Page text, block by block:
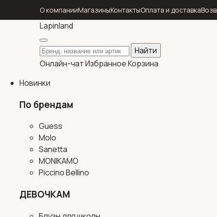
О компанииМагазиныКонтактыОплата и доставка
Lapinland
Поиск по каталогу
Найти
Онлайн-чатИзбранноеКорзина
Новинки
По брендам
Guess
Molo
Sanetta
MONIKAMO
Piccino Bellino
ДЕВОЧКАМ